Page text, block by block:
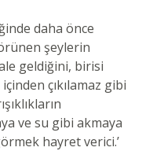
daha önce
şeylerin
geldiğini, birisi
çıkılamaz gibi
ve su gibi akmaya
hayret verici.’